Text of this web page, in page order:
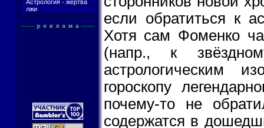
Астрология - жертва
лжи
если обратиться к
Хотя сам Фоменко
(напр., к
астрологическим
гороскопу
почему-то не
содержатся в